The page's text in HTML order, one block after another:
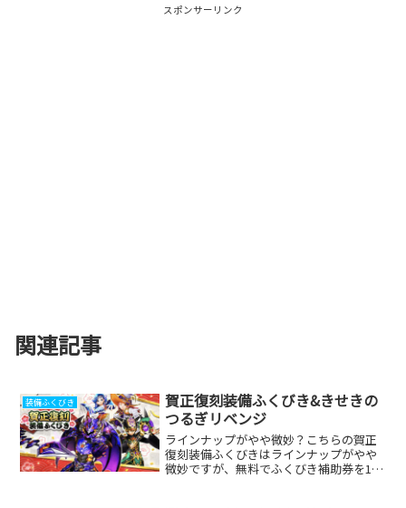
スポンサーリンク
関連記事
装備ふくびき
賀正復刻装備ふくびき&きせきの
つるぎリベンジ
ラインナップがやや微妙？こちらの賀正
復刻装備ふくびきはラインナップがやや
微妙ですが、無料でふくびき補助券を100